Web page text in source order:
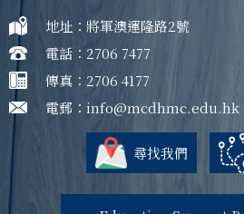
地址：將軍澳運隆路2號
電話：2706 7477
傳真：2706 4177
電郵： info@mcdhmc.edu.hk
尋找我們